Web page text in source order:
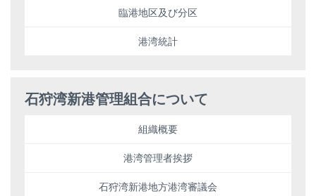
臨港地区及び分区
港湾統計
石狩湾新港管理組合について
組織概要
港湾管理者挨拶
石狩湾新港地方港湾審議会